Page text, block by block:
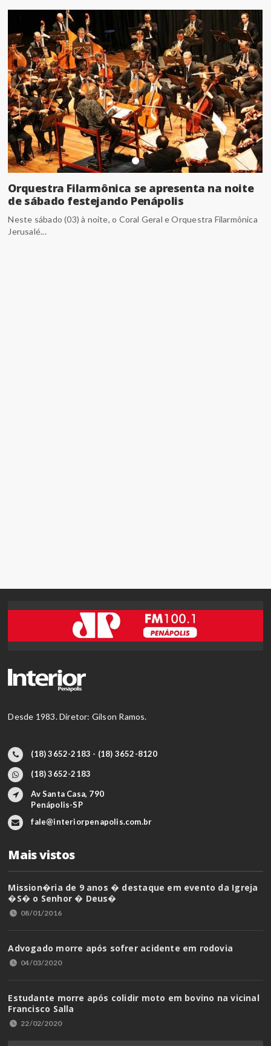
Orquestra Filarmônica se apresenta na noite
de sábado festejando Penápolis
Neste sábado (03) à noite, o Coral Geral e Orquestra Filarmônica
Jerusalé...
Desde 1983. Diretor: Gilson Ramos.
(18) 3652-2183 - (18) 3652-8120
(18) 3652-2183
Av Santa Casa, 790
Penápolis-SP
fale@interiorpenapolis.com.br
Mais vistos
Mission�ria de 9 anos � destaque em evento da Igreja
�S� o Senhor � Deus�
08/01/2016
Advogado morre após sofrer acidente em rodovia
04/03/2020
Estudante morre após colidir moto em bovino na vicinal
Francisco Salla
22/02/2020